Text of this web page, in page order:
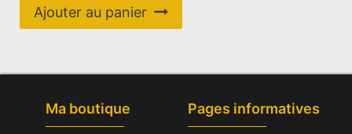
initial
était :
actuel
est :
Ajouter au panier
Ma boutique Pages informatives